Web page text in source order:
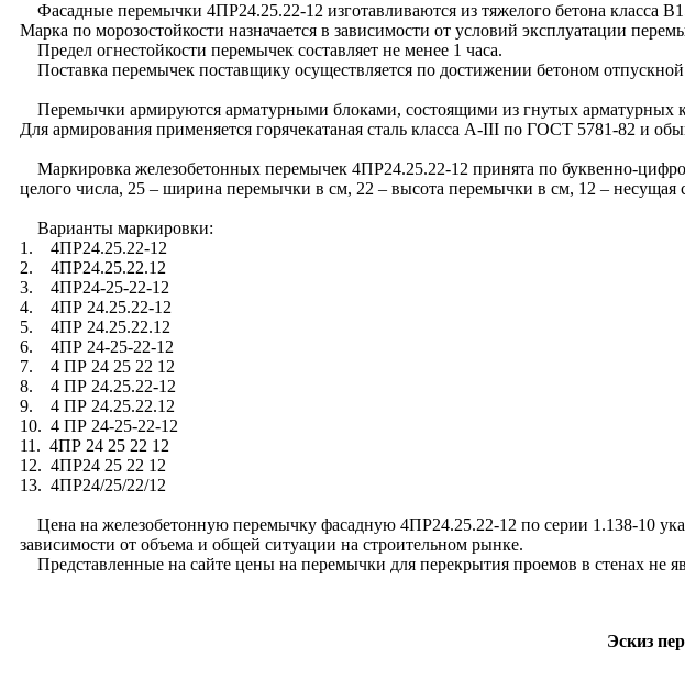
Фасадные перемычки 4ПР24.25.22-12 изготавливаются из тяжелого бетона класса
Марка по морозостойкости назначается в зависимости от условий эксплуатации
Предел огнестойкости перемычек составляет не менее 1 часа.
Поставка перемычек поставщику осуществляется по достижении бетоном
Перемычки армируются арматурными блоками, состоящими из гнутых арматурных
Для армирования применяется горячекатаная сталь класса А-III по ГОСТ 5781-82 и
Маркировка железобетонных перемычек 4ПР24.25.22-12 принята по буквенно-
целого числа, 25 – ширина перемычки в см, 22 – высота перемычки в см, 12 –
Варианты маркировки:
1. 4ПР24.25.22-12
2. 4ПР24.25.22.12
3. 4ПР24-25-22-12
4. 4ПР 24.25.22-12
5. 4ПР 24.25.22.12
6. 4ПР 24-25-22-12
7. 4 ПР 24 25 22 12
8. 4 ПР 24.25.22-12
9. 4 ПР 24.25.22.12
10. 4 ПР 24-25-22-12
11. 4ПР 24 25 22 12
12. 4ПР24 25 22 12
13. 4ПР24/25/22/12
Цена на железобетонную перемычку фасадную 4ПР24.25.22-12 по серии 1.138-10
зависимости от объема и общей ситуации на строительном рынке.
Представленные на сайте цены на перемычки для перекрытия проемов в стенах не
Эскиз